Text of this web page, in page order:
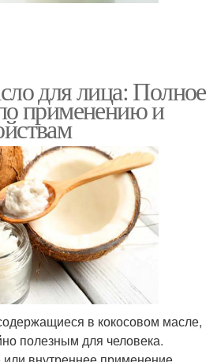
для лица: Полное
применению и
в кокосовом масле,
полезным для человека.